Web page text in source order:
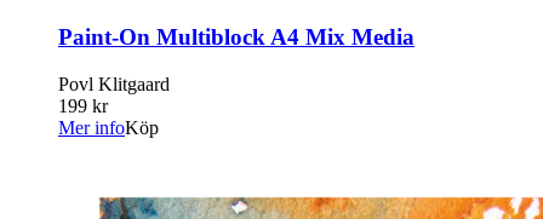
Paint-On Multiblock A4 Mix Media
Povl Klitgaard
199 kr
Mer infoKöp